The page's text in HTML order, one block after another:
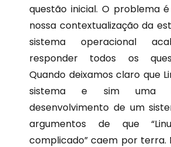
questão inicial. O problema
nossa contextualização da
sistema operacional
responder todos os
Quando deixamos claro que
sistema e sim uma
desenvolvimento de um
argumentos de que
complicado” caem por terra.